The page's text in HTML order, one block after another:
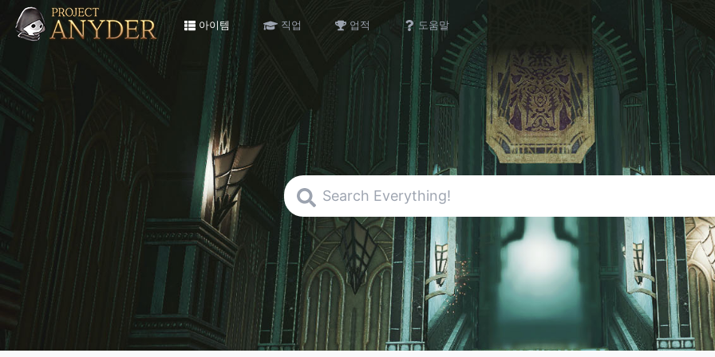
아이템 직업 업적 도움말